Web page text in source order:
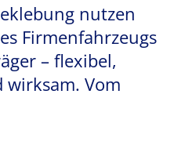
nutzen
Firmenfahrzeugs
– flexibel,
Vom